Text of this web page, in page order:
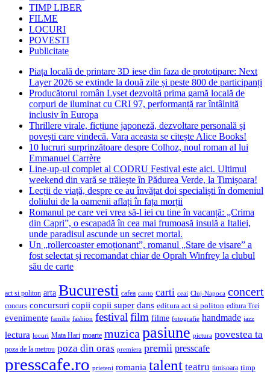
TIMP LIBER
FILME
LOCURI
POVESTI
Publicitate
Piața locală de printare 3D iese din faza de prototipare: Next
Layer 2026 se extinde la două zile și peste 800 de participanți
Producătorul român Lyset dezvoltă prima gamă locală de
corpuri de iluminat cu CRI 97, performanță rar întâlnită
inclusiv în Europa
Thrillere virale, ficțiune japoneză, dezvoltare personală și
povești care vindecă. Vara aceasta se citește Alice Books!
10 lucruri surprinzătoare despre Colhoz, noul roman al lui
Emmanuel Carrère
Line-up-ul complet al CODRU Festival este aici. Ultimul
weekend din vară se trăiește în Pădurea Verde, la Timișoara!
Lecții de viață, despre ce au învățat doi specialiști în domeniul
doliului de la oamenii aflați în fața morții
Romanul pe care vei vrea să-l iei cu tine în vacanță: „Crima
din Capri”, o escapadă în cea mai frumoasă insulă a Italiei,
unde paradisul ascunde un secret mortal.
Un „rollercoaster emoționant”, romanul „Stare de visare” a
fost selectat și recomandat chiar de Oprah Winfrey la clubul
său de carte
act si politon arta Bucuresti cafea canto carti ceai Cluj-Napoca concert
concurs concursuri copii copii super dans editura act si politon editura Trei
evenimente familie fashion festival film filme fotografie handmade jazz
lectura locuri Mata Hari moarte muzica pasiune pictura povestea ta
poza de la metrou poza din oras premiera premii presscafe
presscafe.ro prieteni romania talent teatru timisoara timp